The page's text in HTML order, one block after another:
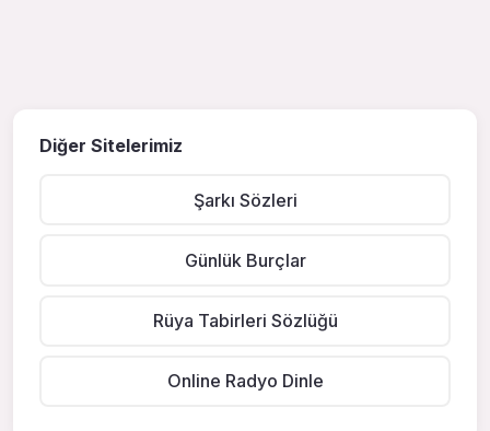
Diğer Sitelerimiz
Şarkı Sözleri
Günlük Burçlar
Rüya Tabirleri Sözlüğü
Online Radyo Dinle